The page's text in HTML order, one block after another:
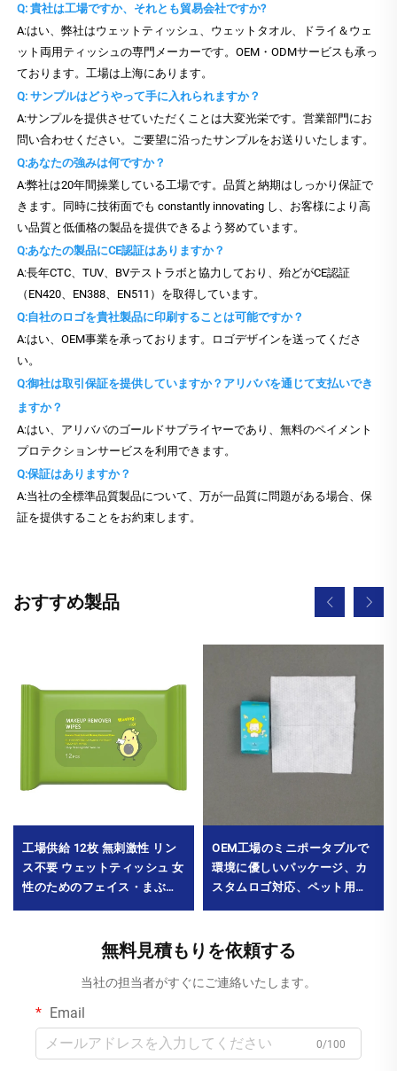
Q: 貴社は工場ですか、それとも貿易会社ですか?
A:はい、弊社はウェットティッシュ、ウェットタオル、ドライ＆ウェ
ット両用ティッシュの専門メーカーです。OEM・ODMサービスも承っ
ております。工場は上海にあります。
Q: サンプルはどうやって手に入れられますか？
A:サンプルを提供させていただくことは大変光栄です。営業部門にお
問い合わせください。ご要望に沿ったサンプルをお送りいたします。
Q:あなたの強みは何ですか？
A:弊社は20年間操業している工場です。品質と納期はしっかり保証で
きます。同時に技術面でも constantly innovating し、お客様により高
い品質と低価格の製品を提供できるよう努めています。
Q:あなたの製品にCE認証はありますか？
A:長年CTC、TUV、BVテストラボと協力しており、殆どがCE認証
（EN420、EN388、EN511）を取得しています。
Q:自社のロゴを貴社製品に印刷することは可能ですか？
A:はい、OEM事業を承っております。ロゴデザインを送ってくださ
い。
Q:御社は取引保証を提供していますか？アリババを通じて支払いでき
ますか？
A:はい、アリババのゴールドサプライヤーであり、無料のペイメント
プロテクションサービスを利用できます。
Q:保証はありますか？
A:当社の全標準品質製品について、万が一品質に問題がある場合、保
証を提供することをお約束します。
おすすめ製品
工場供給 12枚 無刺激性 リン
ス不要 ウェットティッシュ 女
性のためのフェイス・まぶ
OEM工場のミニポータブルで
環境に優しいパッケージ、カ
スタムロゴ対応、ペット用全
ック
無料見積もりを依頼する
当社の担当者がすぐにご連絡いたします。
Email
0/100